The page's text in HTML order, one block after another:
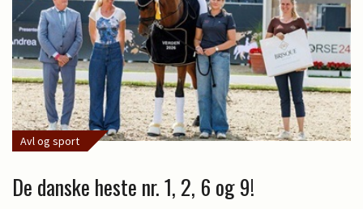
Avl og sport
De danske heste nr. 1, 2, 6 og 9!